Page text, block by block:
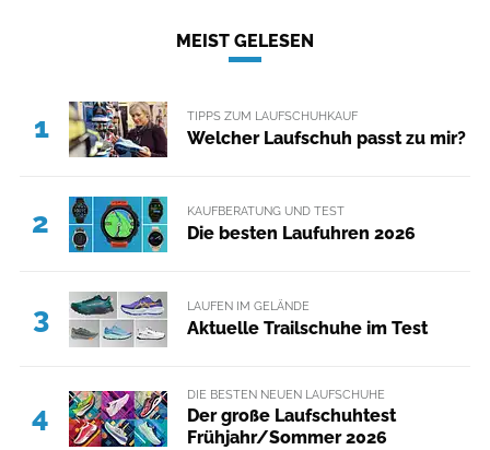
MEIST GELESEN
1 TIPPS ZUM LAUFSCHUHKAUF
Welcher Laufschuh passt zu mir?
2 KAUFBERATUNG UND TEST
Die besten Laufuhren 2026
3 LAUFEN IM GELÄNDE
Aktuelle Trailschuhe im Test
4
DIE BESTEN NEUEN LAUFSCHUHE
Der große Laufschuhtest
Frühjahr/Sommer 2026